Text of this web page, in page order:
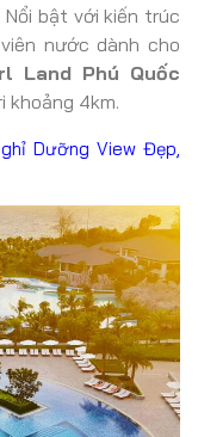
bật với kiến trúc
nước dành cho
Land Phú Quốc
khoảng 4km.
Dưỡng View Đẹp,